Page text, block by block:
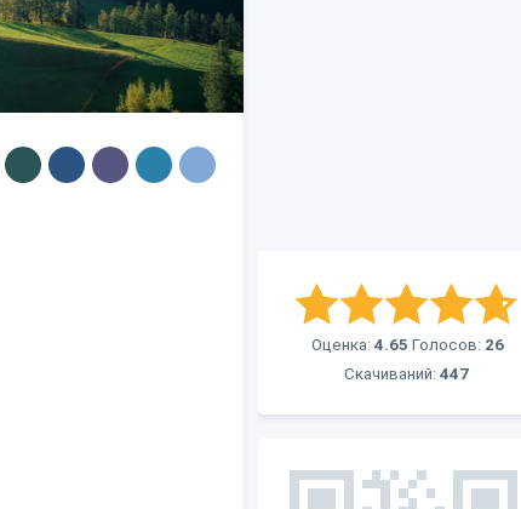
Оценка: 4.65 Голосов: 26
Скачиваний: 447